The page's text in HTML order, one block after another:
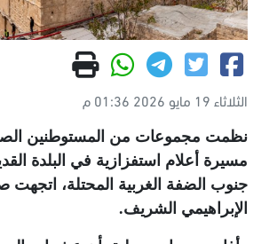
الثلاثاء 19 مايو 2026 01:36 م
نظمت مجموعات من المستوطنين
مسيرة أعلام استفزازية في البلدة
جنوب الضفة الغربية المحتلة،
الإبراهيمي الشريف.